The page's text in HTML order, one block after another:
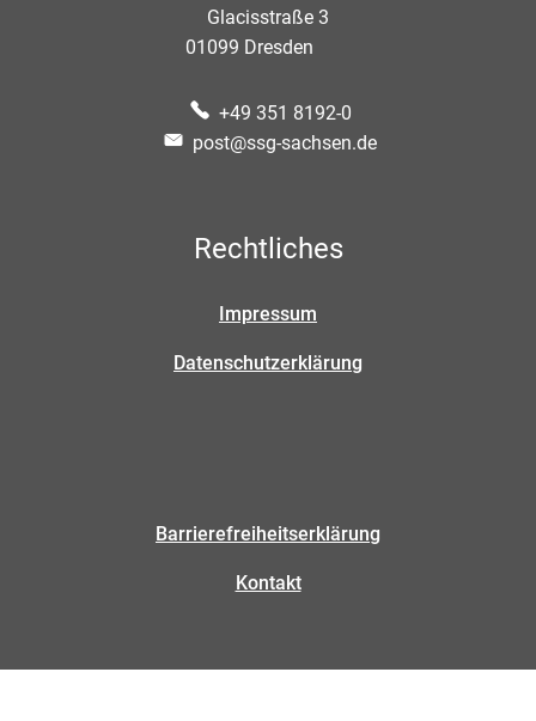
Glacisstraße 3
01099 Dresden
+49 351 8192-0
post@ssg-sachsen.de
Rechtliches
Impressum
Datenschutzerklärung
Barrierefreiheitserklärung
Kontakt